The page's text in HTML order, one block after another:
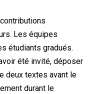
Les équipes
étudiants gradués.
été invité, déposer
deux textes avant le
durant le